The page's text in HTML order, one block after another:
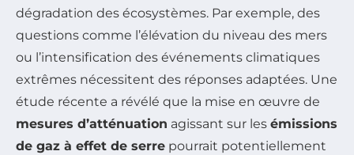
dégradation des écosystèmes. Par exemple, des
questions comme l’élévation du niveau des mers
ou l’intensification des événements climatiques
extrêmes nécessitent des réponses adaptées. Une
étude récente a révélé que la mise en œuvre de
mesures d’atténuation agissant sur les émissions
de gaz à effet de serre pourrait potentiellement